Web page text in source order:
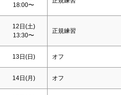
18:00〜
12日(土)
13:30〜
正規練習
13日(日) オフ
14日(月) オフ